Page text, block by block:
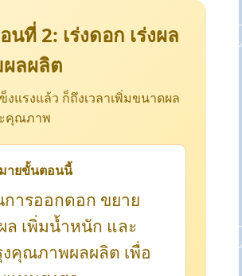
นที่ 2: เร่งดอก เร่งผล
ผลผลิต
งแรงแล้ว ก็ถึงเวลาเพิ่มขนาดผล
คุณภาพ
มายขั้นตอนนี้
การออกดอก ขยาย
ล เพิ่มน้ำหนัก และ
งคุณภาพผลผลิต เพื่อ